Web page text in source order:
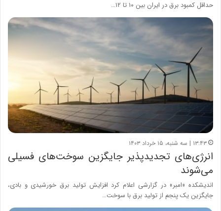
حداقل کمبود برق در ایران بین ۱۰ تا ۱۲…
۱۳:۴۳ | سه شنبه، ۱۵ خرداد ۱۴۰۳
انرژی‌های تجدیدپذیر جایگزین سوخت‌های فسیلی
می‌شوند
اندیشکده «امبر» در گزارشی اعلام کرد افزایش تولید برق خورشیدی و بادی،
جایگزین یک پنجم از تولید برق با سوخت…